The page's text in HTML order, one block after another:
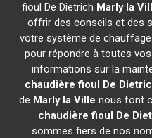
fioul De Dietrich Marly la
offrir des conseils et des
votre système de
pour répondre à toutes
informations sur la
chaudière fioul De
de Marly la Ville nous font
chaudière fioul De
sommes fiers de nos